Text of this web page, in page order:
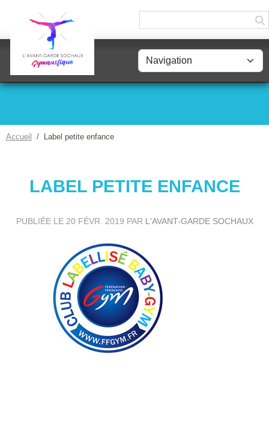
Accueil Label petite enfance
LABEL PETITE ENFANCE
PUBLIÉE LE 20 FÉVR. 2019 PAR L'AVANT-GARDE SOCHAUX